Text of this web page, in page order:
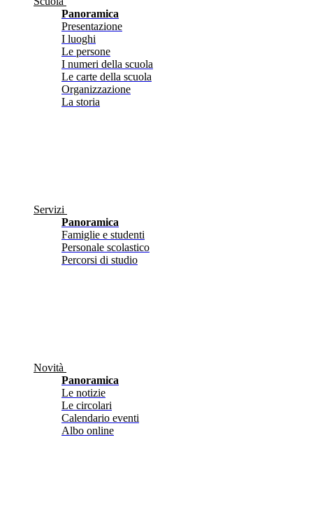
Panoramica
Presentazione
I luoghi
Le persone
I numeri della scuola
Le carte della scuola
Organizzazione
La storia
Servizi
Panoramica
Famiglie e studenti
Personale scolastico
Percorsi di studio
Novità
Panoramica
Le notizie
Le circolari
Calendario eventi
Albo online